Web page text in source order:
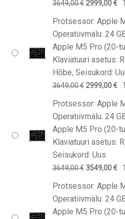
3649,00€ Algne
2999,00€
Protsessor: Apple
Operatiivmälu: 24
Apple M5 Pro (20-
Klaviatuuri asetus:
Hõbe, Seisukord:
3649,00€ Algne
2999,00€
Protsessor: Apple
Operatiivmälu: 24
Apple M5 Pro (20-
Klaviatuuri asetus:
Seisukord: Uus
3649,00€ Algne
3549,00€
Protsessor: Apple
Operatiivmälu: 24
Apple M5 Pro (20-